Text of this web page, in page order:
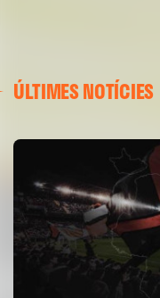
ÚLTIMES NOTÍCIES